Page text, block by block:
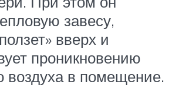
завесу,
вверх и
проникновению
воздуха в помещение.